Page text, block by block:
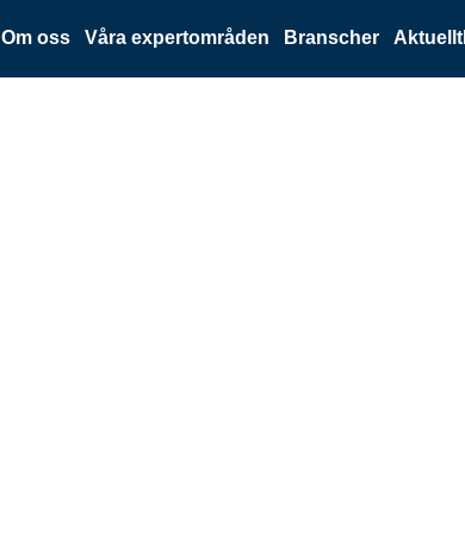
Om oss Våra expertområden Branscher Aktuellt